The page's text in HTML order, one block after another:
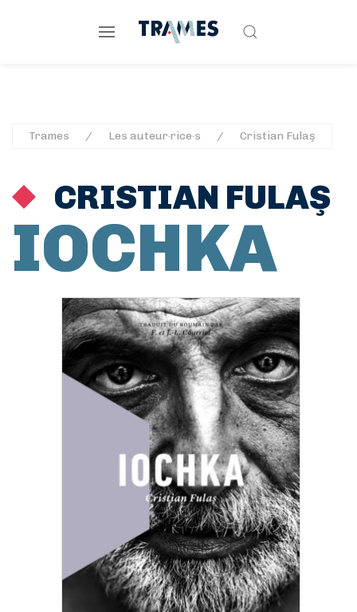
Trames Les auteur·rice·s Cristian Fulaş
CRISTIAN FULAŞ
IOCHKA